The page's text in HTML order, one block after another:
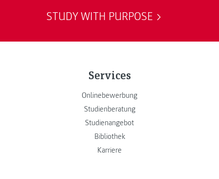
STUDY WITH PURPOSE
Services
Onlinebewerbung
Studienberatung
Studienangebot
Bibliothek
Karriere